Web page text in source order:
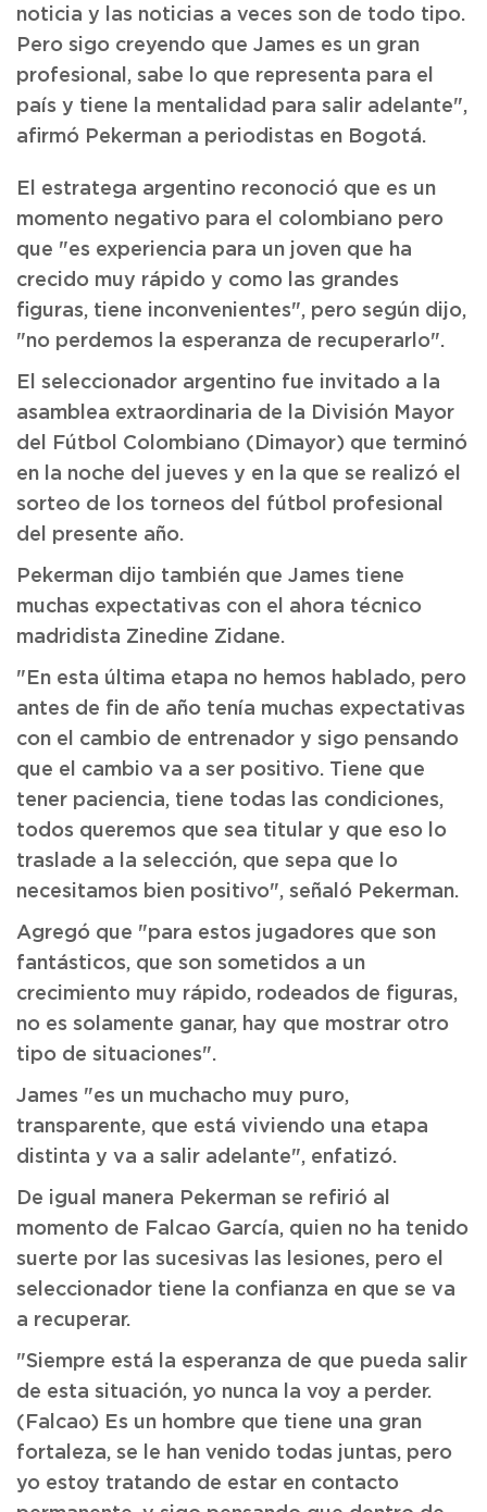
noticia y las noticias a veces son de todo tipo.
Pero sigo creyendo que James es un gran
profesional, sabe lo que representa para el
país y tiene la mentalidad para salir adelante",
afirmó Pekerman a periodistas en Bogotá.
El estratega argentino reconoció que es un
momento negativo para el colombiano pero
que "es experiencia para un joven que ha
crecido muy rápido y como las grandes
figuras, tiene inconvenientes", pero según dijo,
"no perdemos la esperanza de recuperarlo".
El seleccionador argentino fue invitado a la
asamblea extraordinaria de la División Mayor
del Fútbol Colombiano (Dimayor) que terminó
en la noche del jueves y en la que se realizó el
sorteo de los torneos del fútbol profesional
del presente año.
Pekerman dijo también que James tiene
muchas expectativas con el ahora técnico
madridista Zinedine Zidane.
"En esta última etapa no hemos hablado, pero
antes de fin de año tenía muchas expectativas
con el cambio de entrenador y sigo pensando
que el cambio va a ser positivo. Tiene que
tener paciencia, tiene todas las condiciones,
todos queremos que sea titular y que eso lo
traslade a la selección, que sepa que lo
necesitamos bien positivo", señaló Pekerman.
Agregó que "para estos jugadores que son
fantásticos, que son sometidos a un
crecimiento muy rápido, rodeados de figuras,
no es solamente ganar, hay que mostrar otro
tipo de situaciones".
James "es un muchacho muy puro,
transparente, que está viviendo una etapa
distinta y va a salir adelante", enfatizó.
De igual manera Pekerman se refirió al
momento de Falcao García, quien no ha tenido
suerte por las sucesivas las lesiones, pero el
seleccionador tiene la confianza en que se va
a recuperar.
"Siempre está la esperanza de que pueda salir
de esta situación, yo nunca la voy a perder.
(Falcao) Es un hombre que tiene una gran
fortaleza, se le han venido todas juntas, pero
yo estoy tratando de estar en contacto